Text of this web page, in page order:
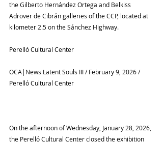
the Gilberto Hernández Ortega and Belkiss
Adrover de Cibrán galleries of the CCP, located at
kilometer 2.5 on the Sánchez Highway.
Perelló Cultural Center
OCA|News Latent Souls III / February 9, 2026 /
Perelló Cultural Center
On the afternoon of Wednesday, January 28, 2026,
the Perelló Cultural Center closed the exhibition